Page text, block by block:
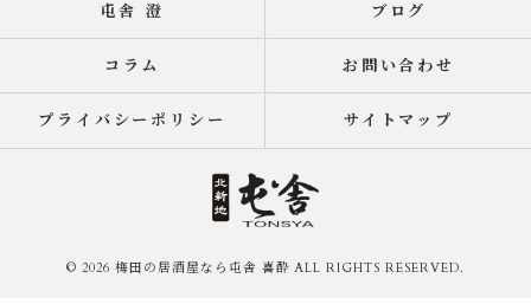
屯舎 澄 ブログ
コラム お問い合わせ
プライバシーポリシー サイトマップ
© 2026 梅田の居酒屋なら屯舎 喜酔 ALL RIGHTS RESERVED.